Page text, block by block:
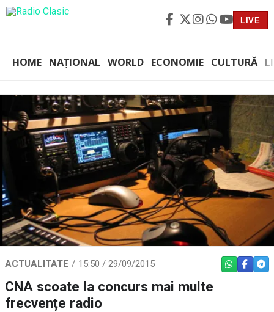
LIVE
HOME NAȚIONAL WORLD ECONOMIE CULTURĂ
ACTUALITATE 15:50 / 29/09/2015 WHATSAPP
CNA scoate la concurs mai multe
frecvențe radio